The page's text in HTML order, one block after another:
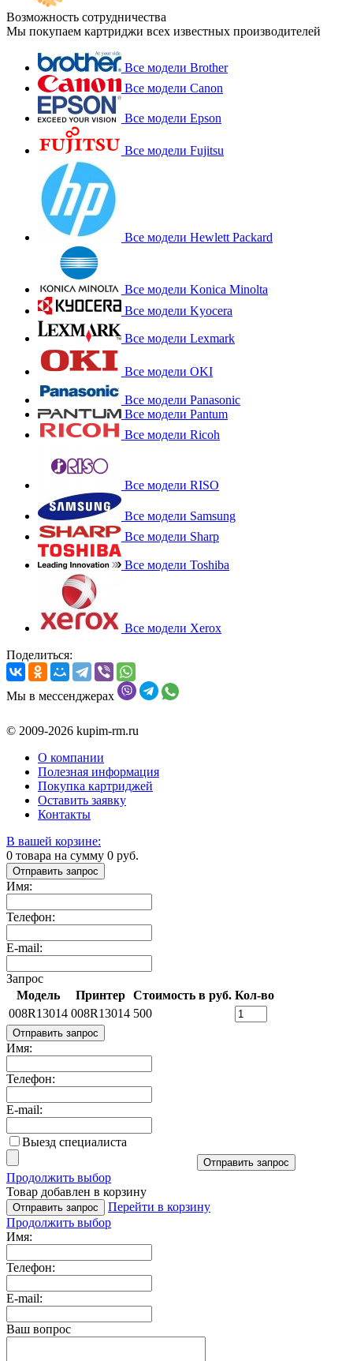
Возможность сотрудничества
Мы покупаем картриджи всех известных производителей
Все модели Brother
Все модели Canon
Все модели Epson
Все модели Fujitsu
Все модели Hewlett Packard
Все модели Konica Minolta
Все модели Kyocera
Все модели Lexmark
Все модели OKI
Все модели Panasonic
Все модели Pantum
Все модели Ricoh
Все модели RISO
Все модели Samsung
Все модели Sharp
Все модели Toshiba
Все модели Xerox
Поделиться:
Мы в мессенджерах
© 2009-2026 kupim-rm.ru
О компании
Полезная информация
Покупка картриджей
Оставить заявку
Контакты
В вашей корзине:
0 товара на сумму 0 руб.
Отправить запрос
Имя:
Телефон:
E-mail:
Запрос
Модель
Принтер Стоимость в руб. Кол-во
008R13014 008R13014 500
Отправить запрос
Имя:
Телефон:
E-mail:
Выезд специалиста
Отправить запрос
Продолжить выбор
Товар добавлен в корзину
Отправить запрос
Перейти в корзину
Продолжить выбор
Имя:
Телефон:
E-mail:
Ваш вопрос